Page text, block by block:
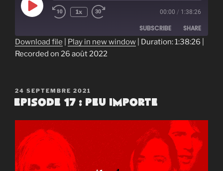
Play
Episode
1x 00:00 / 1:38:26
SUBSCRIBE SHARE
SHARE
EMBED
Download file Play in new window Duration: 1:38:26
Recorded on 26 août 2022
PUBLIÉ
LE
24 SEPTEMBRE 2021
Episode 17 : Peu Importe